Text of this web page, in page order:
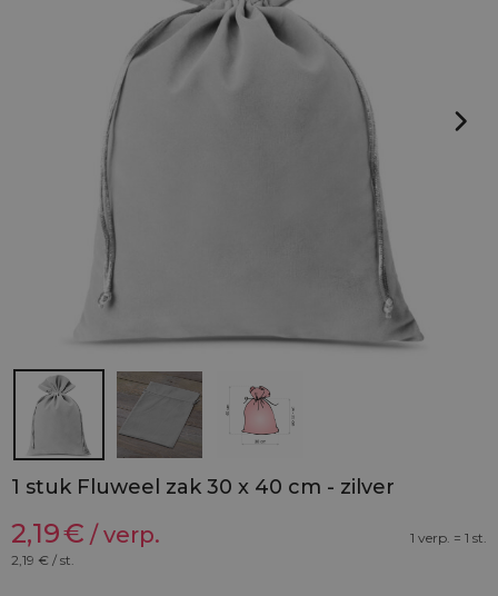
1 stuk Fluweel zak 30 x 40 cm - zilver
2,19€ / verp.
1 verp. = 1 st.
2,19 € / st.